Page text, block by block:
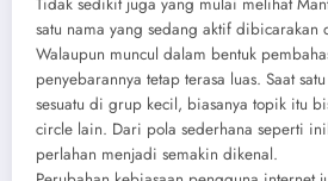
Tidak sedikit juga yang mulai melihat
satu nama yang sedang aktif dibicarakan
Walaupun muncul dalam bentuk
penyebarannya tetap terasa luas. Saat
sesuatu di grup kecil, biasanya topik itu
circle lain. Dari pola sederhana seperti
perlahan menjadi semakin dikenal.